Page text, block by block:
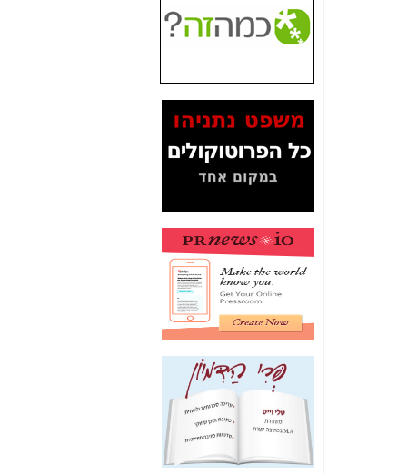
האם ביבי וקרא קבלו
בכלל תמורה עבור
ההטבות הרגולטוריות
המסמכים בנושא בזק-
Yes (תיק 4000)
מוכיחים "תפירת תיק"
לאיש הלא נכון! -כאן
עובדות ומסמכים
האם ביבי כשר
תקשורת עזר לקב'
בזק? -כאן
מה מקור ה-Fake
News שהביא לתפירת
תיק לביבי והעלמת
החשודים הנכונים -כאן
אחת הרגליים של "תיק
4000 התפור"
התמוטטה היום
בניצחון (כפול) של בזק
-
כאן
איך כתבות מפנקות